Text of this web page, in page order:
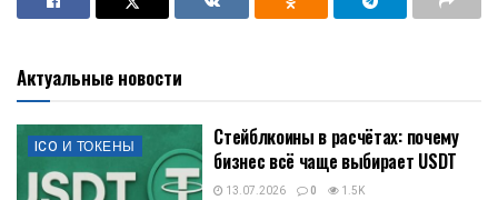
Актуальные новости
ICO И ТОКЕНЫ
Стейблкоины в расчётах: почему
бизнес всё чаще выбирает USDT
13.07.2026 0 1.5K